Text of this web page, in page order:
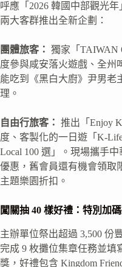
呼應「2026 韓國中部觀光
兩大客群推出全新企劃：
團體旅客： 獨家「TAIWAN
度參與咸安落火遊戲、全州
能吃到《黑白大廚》尹男老
理。
自由行旅客： 推出「Enjoy
度、客製化的一日遊「K-
Local 100 選」。現場攜手
優惠，舊會員還有機會領取
主題樂園折扣。
闖關抽 40 樣好禮：特別加
主辦單位祭出超過 3,500 份
完成 9 枚攤位集章任務並填
獎，好禮包含 Kingdom